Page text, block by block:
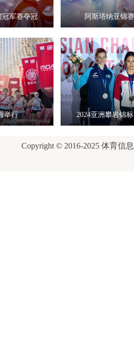
军赛夺冠 阿斯塔纳亚锦
举行 2024亚洲攀岩锦
Copyright © 2016-2025 体育信